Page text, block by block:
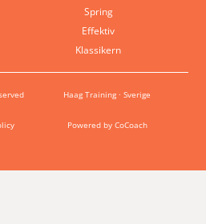
Spring
Effektiv
Klassikern
Haag Training · Sverige
Powered by CoCoach